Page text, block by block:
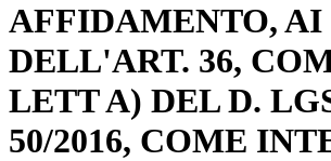
AFFIDAMENTO, AI
DELL'ART. 36,
LETT A) DEL D.
50/2016, COME